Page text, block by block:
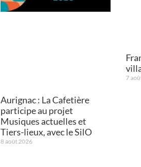
Aurignac : La Cafetière
participe au projet
Musiques actuelles et
Tiers-lieux, avec le SilO
8 août 2026
7